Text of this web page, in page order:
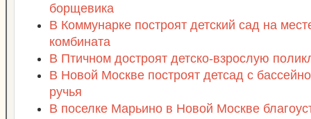
борщевика
В Коммунарке построят детский сад на
комбината
В Птичном достроят детско-взрослую
В Новой Москве построят детсад с
ручья
В поселке Марьино в Новой Москве